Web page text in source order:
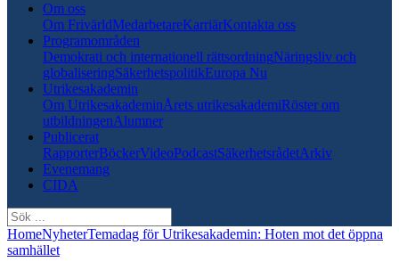
Om oss
Om FrivärldMedarbetareKarriärKontakta oss
Programområden
Demokrati och internationell rättsordningNäringsliv och
globaliseringSäkerhetspolitikEuropa Nu
Utrikesakademin
Om UtrikesakademinÅrets utrikesakademiRöster om
utbildningenAlumner
Publicerat
RapporterBöckerVideoPodcastSäkerhetsrådetArkiv
Evenemang
CIDA
HomeNyheterTemadag för Utrikesakademin: Hoten mot det öppna
samhället